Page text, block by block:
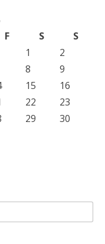
F S
S
1
2
8
9
15
16
22
23
29
30